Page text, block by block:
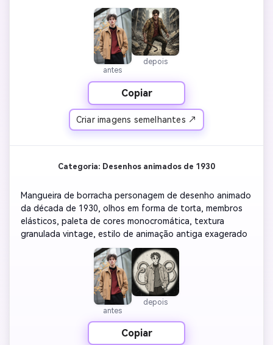
antes
depois
Copiar
Criar imagens semelhantes ↗
Categoria: Desenhos animados de 1930
Mangueira de borracha personagem de desenho animado
da década de 1930, olhos em forma de torta, membros
elásticos, paleta de cores monocromática, textura
granulada vintage, estilo de animação antiga exagerado
antes
depois
Copiar